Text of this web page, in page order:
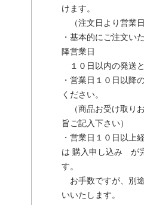
けます。
（注文日より営業日
・基本的にご注文い
降営業日
１０日以内の発送と
・営業日１０日以降
ください。
（商品お受け取り
旨ご記入下さい）
・営業日１０日以上
は 購入申し込み が
す。
お手数ですが、別
いいたします。